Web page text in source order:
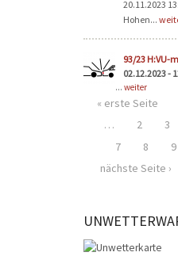
20.11.2023
Hohen...
93/23 H:VU-
02.12.2023 -
... weiter
« erste Seite
…
2 3
7
8 9
nächste Seite ›